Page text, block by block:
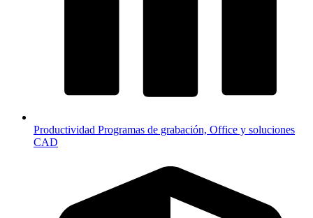
Productividad Programas de grabación, Office y soluciones
CAD